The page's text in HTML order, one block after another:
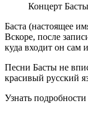
Концерт
Баста (настоящее
Вскоре, после
куда входит он сам
Песни Басты не
красивый русский
Узнать